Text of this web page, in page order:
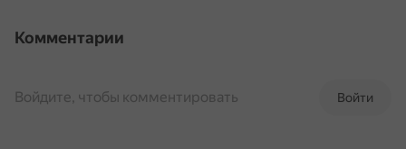
Комментарии
Войти
Войдите, чтобы комментировать